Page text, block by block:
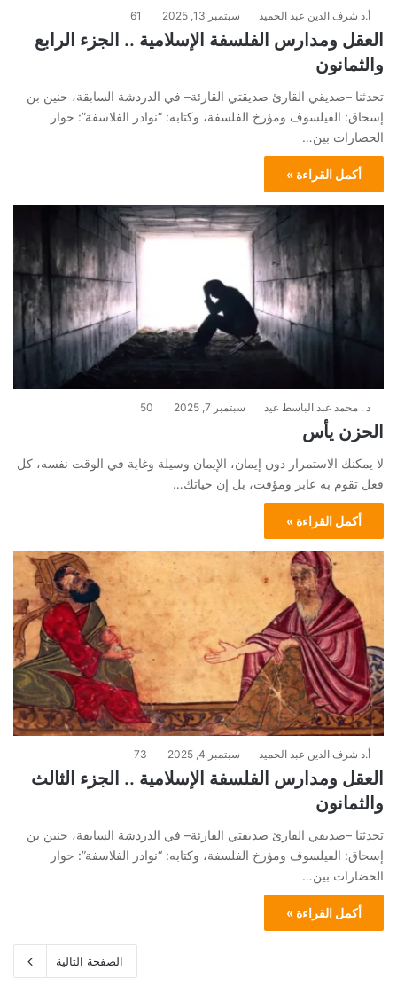
أ.د شرف الدين عبد الحميد سبتمبر 13, 2025 61
العقل ومدارس الفلسفة الإسلامية .. الجزء الرابع
والثمانون
تحدثنا –صديقي القارئ صديقتي القارئة– في الدردشة السابقة، حنين بن
إسحاق: الفيلسوف ومؤرخ الفلسفة، وكتابه: “نوادر الفلاسفة”: حوار
الحضارات بين…
أكمل القراءة »
د . محمد عبد الباسط عيد سبتمبر 7, 2025 50
الحزن يأس
لا يمكنك الاستمرار دون إيمان، الإيمان وسيلة وغاية في الوقت نفسه، كل
فعل تقوم به عابر ومؤقت، بل إن حياتك…
أكمل القراءة »
أ.د شرف الدين عبد الحميد سبتمبر 4, 2025 73
العقل ومدارس الفلسفة الإسلامية .. الجزء الثالث
والثمانون
تحدثنا –صديقي القارئ صديقتي القارئة– في الدردشة السابقة، حنين بن
إسحاق: الفيلسوف ومؤرخ الفلسفة، وكتابه: “نوادر الفلاسفة”: حوار
الحضارات بين…
أكمل القراءة »
الصفحة التالية